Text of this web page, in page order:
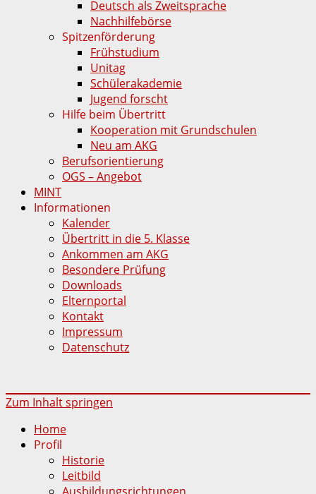
Deutsch als Zweitsprache
Nachhilfebörse
Spitzenförderung
Frühstudium
Unitag
Schülerakademie
Jugend forscht
Hilfe beim Übertritt
Kooperation mit Grundschulen
Neu am AKG
Berufsorientierung
OGS – Angebot
MINT
Informationen
Kalender
Übertritt in die 5. Klasse
Ankommen am AKG
Besondere Prüfung
Downloads
Elternportal
Kontakt
Impressum
Datenschutz
Zum Inhalt springen
Home
Profil
Historie
Leitbild